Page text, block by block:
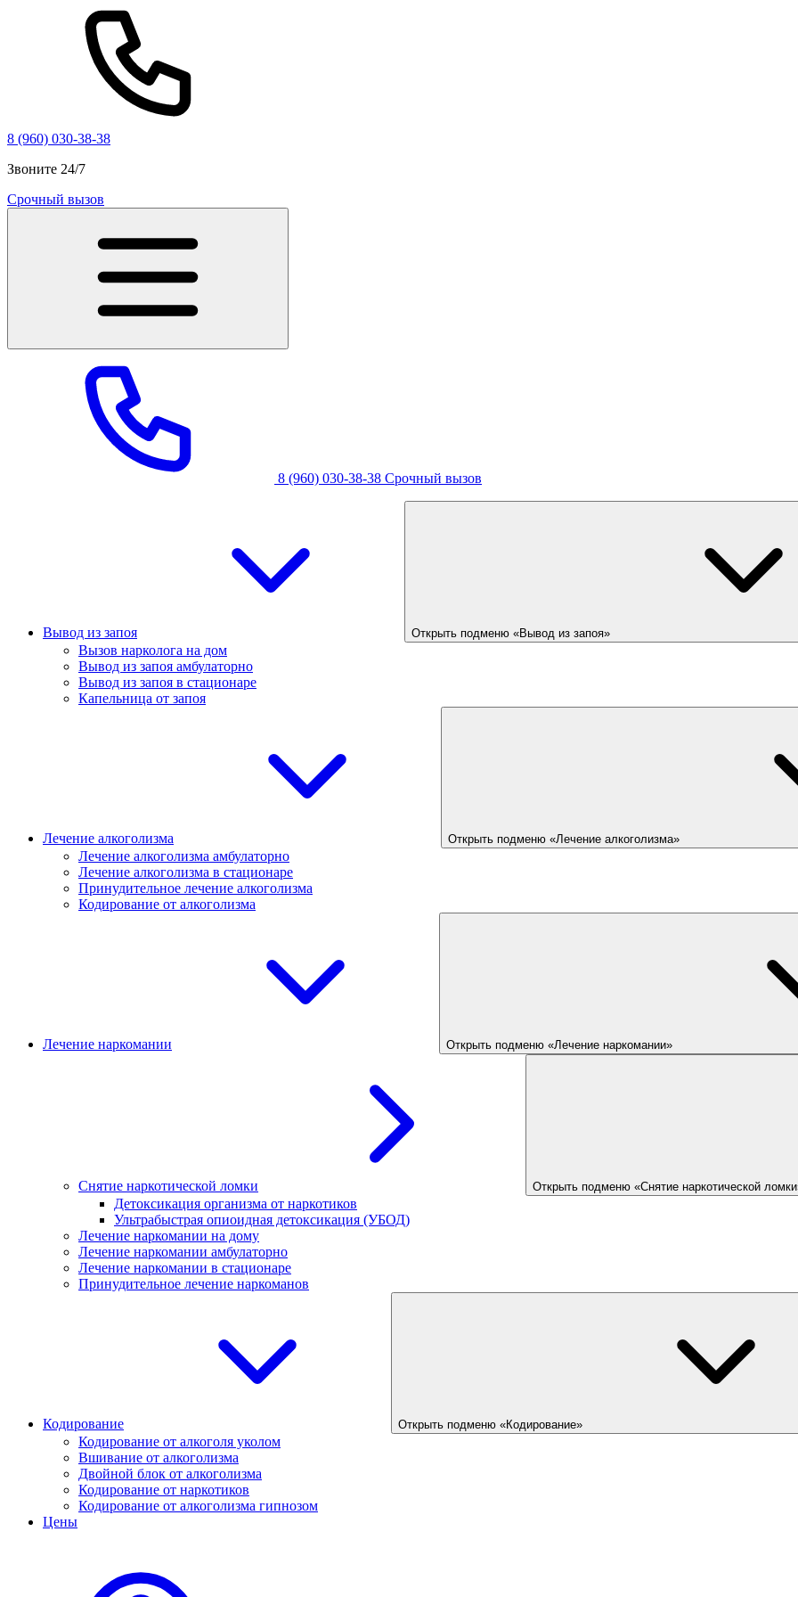
8 (960) 030-38-38
Звоните 24/7
Срочный вызов
8 (960) 030-38-38 Срочный вызов
Вывод из запоя Открыть подменю «Вывод из запоя»
Вызов нарколога на дом
Вывод из запоя амбулаторно
Вывод из запоя в стационаре
Капельница от запоя
Лечение алкоголизма Открыть подменю «Лечение алкоголизма»
Лечение алкоголизма амбулаторно
Лечение алкоголизма в стационаре
Принудительное лечение алкоголизма
Кодирование от алкоголизма
Лечение наркомании Открыть подменю «Лечение наркомании»
Снятие наркотической ломки Открыть подменю «Снятие наркотической
Детоксикация организма от наркотиков
Ультрабыстрая опиоидная детоксикация (УБОД)
Лечение наркомании на дому
Лечение наркомании амбулаторно
Лечение наркомании в стационаре
Принудительное лечение наркоманов
Кодирование Открыть подменю «Кодирование»
Кодирование от алкоголя уколом
Вшивание от алкоголизма
Двойной блок от алкоголизма
Кодирование от наркотиков
Кодирование от алкоголизма гипнозом
Цены